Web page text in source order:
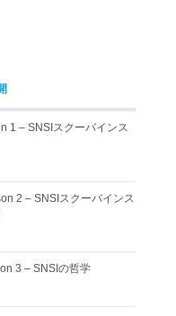
1 – SNSIスクーバインス
2 – SNSIスクーバインス
3 – SNSIの哲学